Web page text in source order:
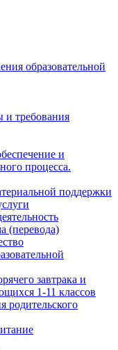
образовательной
и требования
и
процесса.
поддержки
(перевода)
завтрака и
1-11 классов
родительского